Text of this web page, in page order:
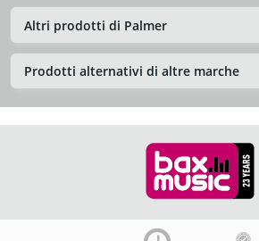
Altri prodotti di Palmer
Prodotti alternativi di altre marche